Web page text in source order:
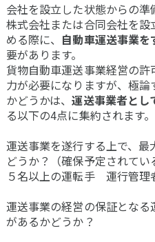
会社を設立した状態からの準
株式会社または合同会社を
める際に、 自動車運送事業を
要があります。
貨物自動車運送事業経営の
力が必要になりますが、極
かどうかは、運送事業者とし
る以下の4点に集約されます。
運送事業を遂行する上で、最
どうか？（確保予定されてい
５名以上の運転手 運行管
運送事業の経営の保証となる
があるかどうか？